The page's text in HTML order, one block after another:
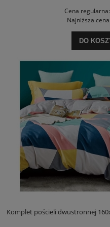
Cena regularna:
Najniższa cena:
DO
Komplet pościeli dwustronnej